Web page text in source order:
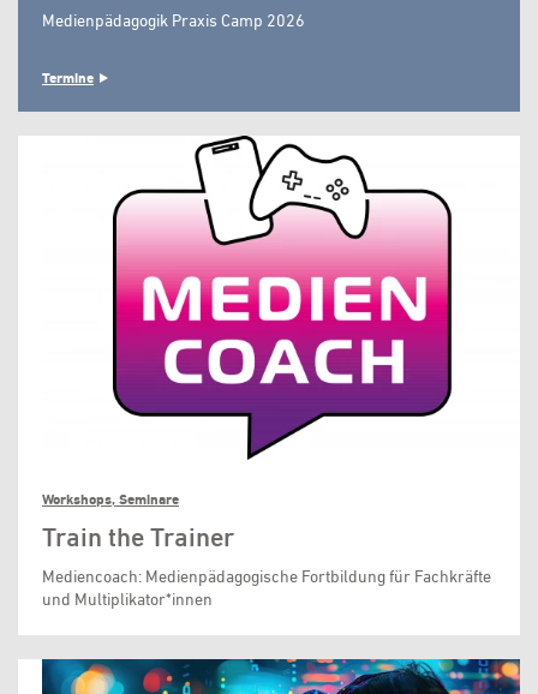
Medienpädagogik Praxis Camp 2026
Termine
Workshops, Seminare
Train the Trainer
Mediencoach: Medienpädagogische Fortbildung für Fachkräfte
und Multiplikator*innen